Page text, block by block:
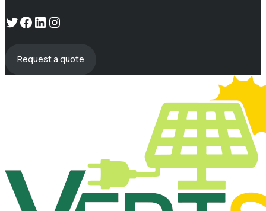
Twitter
Facebook
LinkedIn
Instagram
Request a quote